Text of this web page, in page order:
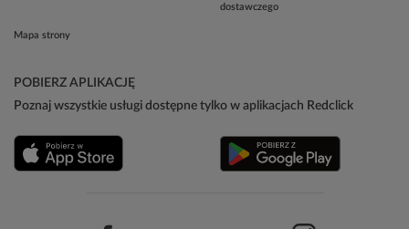
Mapa strony
dostawczego
POBIERZ APLIKACJĘ
Poznaj wszystkie usługi dostępne tylko w aplikacjach Redclick